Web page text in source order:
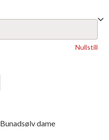
Nullstill
Bunadsølv dame